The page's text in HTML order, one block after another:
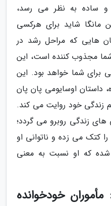
ساده به نظر می رسد،
مانگا شاید برای هرکسی
هایی که مراحل رشد در
مجذوب کننده است، این
برای شما خواهد بود. این
داستان اوسایومی پان پان
زندگی خود روایت می کند.
زندگی روبرو می گردد؛
کتک می زده و ناتوانی او
که او نسبت به معنی
خودخوانده